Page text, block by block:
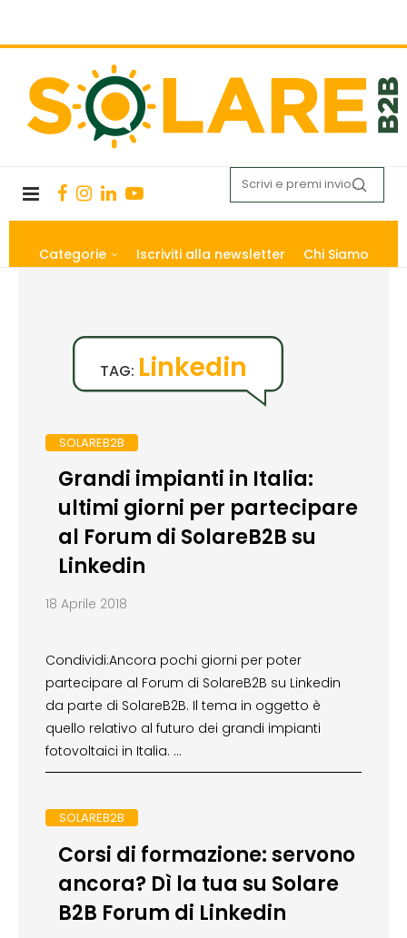
Categorie Iscriviti alla newsletter Chi Siamo
TAG: Linkedin
SOLAREB2B
Grandi impianti in Italia:
ultimi giorni per partecipare
al Forum di SolareB2B su
Linkedin
18 Aprile 2018
Condividi:Ancora pochi giorni per poter
partecipare al Forum di SolareB2B su Linkedin
da parte di SolareB2B. Il tema in oggetto è
quello relativo al futuro dei grandi impianti
fotovoltaici in Italia. …
SOLAREB2B
Corsi di formazione: servono
ancora? Dì la tua su Solare
B2B Forum di Linkedin